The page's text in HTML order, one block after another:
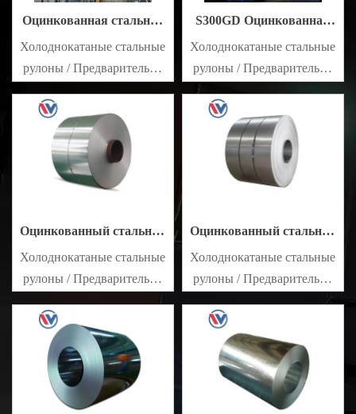
Оцинкованная стальная
Холоднокатаные стальные
рулоны / Предварительно
оцинкованные стальные
листы SECC SPCC SECD
SPCD SECE SPCE SECC
N2 SECC N4
S300GD Оцинкованная
Холоднокатаные стальные
рулоны / Предварительно
оцинкованные стальные
листы SECC SPCC SECD
SPCD SECE SPCE SECC
N2 SECC N4
Оцинкованный стальной
Холоднокатаные стальные
рулоны / Предварительно
оцинкованные стальные
листы SECC SPCC SECD
SPCD SECE SPCE SECC
N2 SECC N4
Оцинкованный стальной
Холоднокатаные стальные
рулоны / Предварительно
оцинкованные стальные
листы SECC SPCC SECD
SPCD SECE SPCE SECC
N2 SECC N4